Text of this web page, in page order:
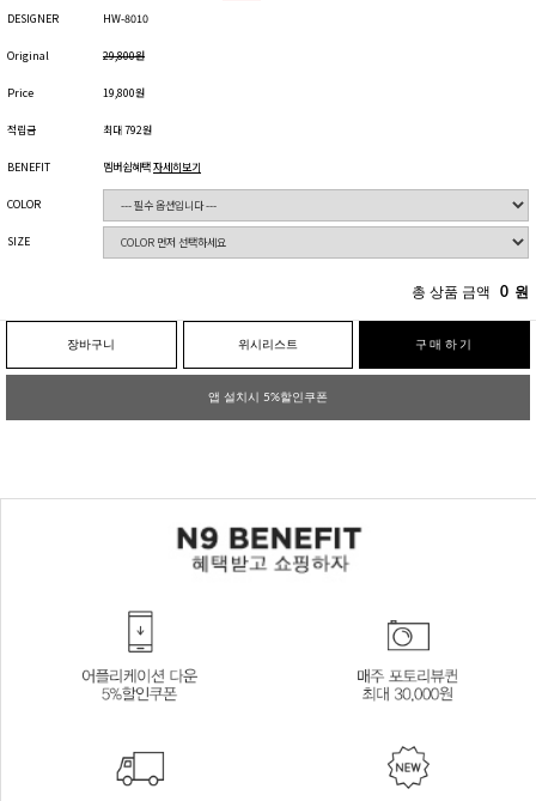
DESIGNER HW-8010
Original 29,800원
Price 19,800원
적립금 최대 792원
BENEFIT 멤버쉽혜택자세히보기
COLOR
SIZE
총 상품 금액 0 원
장바구니 위시리스트 구매하기
앱 설치시 5%할인쿠폰